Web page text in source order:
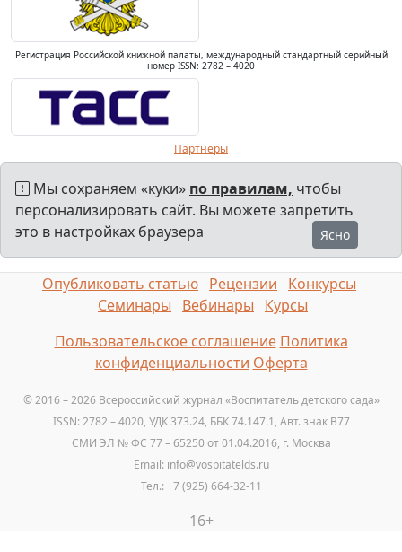
Регистрация Российской книжной палаты, международный стандартный серийный
номер ISSN: 2782 – 4020
Партнеры
Мы сохраняем «куки» по правилам, чтобы
персонализировать сайт. Вы можете запретить
это в настройках браузера
Ясно
Опубликовать статью Рецензии
Конкурсы
Семинары
Вебинары
Курсы
Пользовательское соглашение Политика
конфиденциальности Оферта
© 2016 – 2026 Всероссийский журнал «Воспитатель детского сада»
ISSN: 2782 – 4020, УДК 373.24, ББК 74.147.1, Авт. знак B77
СМИ ЭЛ № ФС 77 – 65250 от 01.04.2016, г. Москва
Email: info@vospitatelds.ru
Тел.: +7 (925) 664-32-11
16+